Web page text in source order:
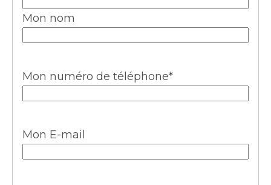
Mon nom
Mon numéro de téléphone*
Mon E-mail